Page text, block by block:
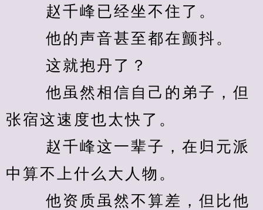
赵千峰已经坐不住了。
他的声音甚至都在颤抖。
这就抱丹了？
他虽然相信自己的弟子，但
张宿这速度也太快了。
赵千峰这一辈子，在归元派
中算不上什么大人物。
他资质虽然不算差，但比他